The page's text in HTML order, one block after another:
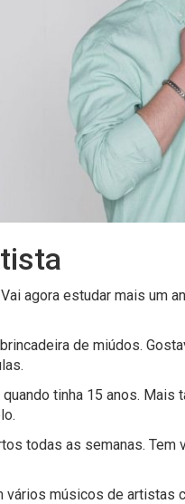
agora estudar mais um
de miúdos.
tinha 15 anos.
todas as semanas.
vários músicos de artistas